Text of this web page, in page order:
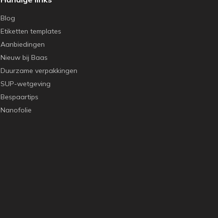
Blog
Etiketten templates
Aanbiedingen
Nieuw bij Baas
Duurzame verpakkingen
SUP-wetgeving
Bespaartips
Nanofolie